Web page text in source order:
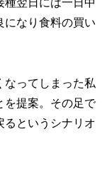
種翌日には一日中
になり食料の買い
なってしまった私
を提案。その足で
るというシナリオ